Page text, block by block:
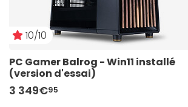
10/10
PC Gamer Balrog - Win11 installé
(version d'essai)
3 349€95